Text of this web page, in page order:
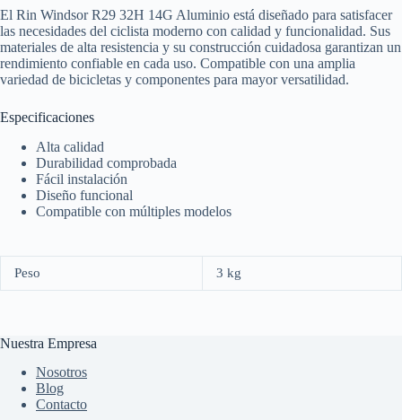
El Rin Windsor R29 32H 14G Aluminio está diseñado para satisfacer
las necesidades del ciclista moderno con calidad y funcionalidad. Sus
materiales de alta resistencia y su construcción cuidadosa garantizan un
rendimiento confiable en cada uso. Compatible con una amplia
variedad de bicicletas y componentes para mayor versatilidad.
Especificaciones
Alta calidad
Durabilidad comprobada
Fácil instalación
Diseño funcional
Compatible con múltiples modelos
Peso 3 kg
Nuestra Empresa
Nosotros
Blog
Contacto